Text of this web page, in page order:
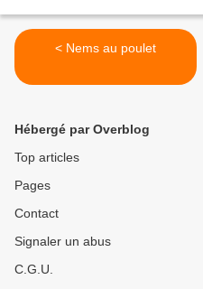
< Nems au poulet
Hébergé par Overblog
Top articles
Pages
Contact
Signaler un abus
C.G.U.